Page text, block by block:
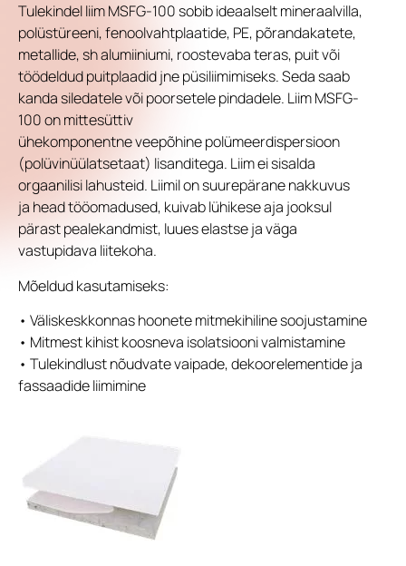
Tulekindel liim MSFG-100 sobib ideaalselt mineraalvilla,
polüstüreeni, fenoolvahtplaatide, PE, põrandakatete,
metallide, sh alumiiniumi, roostevaba teras, puit või
töödeldud puitplaadid jne püsiliimimiseks. Seda saab
kanda siledatele või poorsetele pindadele. Liim MSFG-
100 on mittesüttiv
ühekomponentne veepõhine polümeerdispersioon
(polüvinüülatsetaat) lisanditega. Liim ei sisalda
orgaanilisi lahusteid. Liimil on suurepärane nakkuvus
ja head tööomadused, kuivab lühikese aja jooksul
pärast pealekandmist, luues elastse ja väga
vastupidava liitekoha.
Mõeldud kasutamiseks:
• Väliskeskkonnas hoonete mitmekihiline soojustamine
• Mitmest kihist koosneva isolatsiooni valmistamine
• Tulekindlust nõudvate vaipade, dekoorelementide ja
fassaadide liimimine